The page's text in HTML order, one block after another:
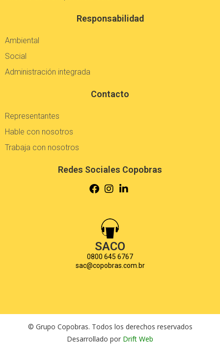
Responsabilidad
Ambiental
Social
Administración integrada
Contacto
Representantes
Hable con nosotros
Trabaja con nosotros
Redes Sociales Copobras
SACO
0800 645 6767
sac@copobras.com.br
© Grupo Copobras. Todos los derechos reservados
Desarrollado por Drift Web